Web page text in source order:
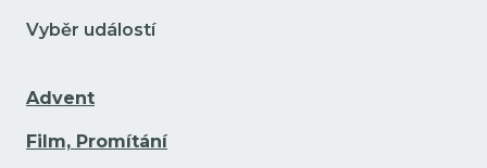
Vyběr událostí
Advent
Film, Promítání